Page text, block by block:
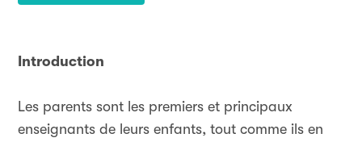
Introduction
Les parents sont les premiers et principaux
enseignants de leurs enfants, tout comme ils en